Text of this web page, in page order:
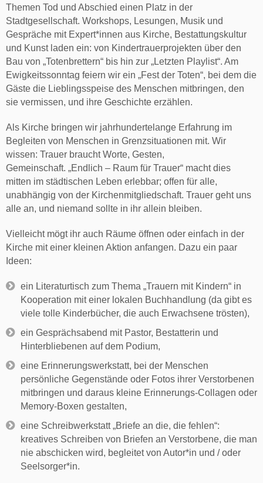
Themen Tod und Abschied einen Platz in der
Stadtgesellschaft. Workshops, Lesungen, Musik und
Gespräche mit Expert*innen aus Kirche, Bestattungskultur
und Kunst laden ein: von Kindertrauerprojekten über den
Bau von „Totenbrettern“ bis hin zur „Letzten Playlist“. Am
Ewigkeitssonntag feiern wir ein „Fest der Toten“, bei dem die
Gäste die Lieblingsspeise des Menschen mitbringen, den
sie vermissen, und ihre Geschichte erzählen.
Als Kirche bringen wir jahrhundertelange Erfahrung im
Begleiten von Menschen in Grenzsituationen mit. Wir
wissen: Trauer braucht Worte, Gesten,
Gemeinschaft. „Endlich – Raum für Trauer“ macht dies
mitten im städtischen Leben erlebbar; offen für alle,
unabhängig von der Kirchenmitgliedschaft. Trauer geht uns
alle an, und niemand sollte in ihr allein bleiben.
Vielleicht mögt ihr auch Räume öffnen oder einfach in der
Kirche mit einer kleinen Aktion anfangen. Dazu ein paar
Ideen:
ein Literaturtisch zum Thema „Trauern mit Kindern“ in
Kooperation mit einer lokalen Buchhandlung (da gibt es
viele tolle Kinderbücher, die auch Erwachsene trösten),
ein Gesprächsabend mit Pastor, Bestatterin und
Hinterbliebenen auf dem Podium,
eine Erinnerungswerkstatt, bei der Menschen
persönliche Gegenstände oder Fotos ihrer Verstorbenen
mitbringen und daraus kleine Erinnerungs-Collagen oder
Memory-Boxen gestalten,
eine Schreibwerkstatt „Briefe an die, die fehlen“:
kreatives Schreiben von Briefen an Verstorbene, die man
nie abschicken wird, begleitet von Autor*in und / oder
Seelsorger*in.